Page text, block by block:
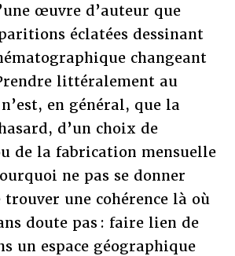
œuvre d’auteur que
éclatées dessinant
changeant
littéralement au
en général, que la
d’un choix de
de la fabrication mensuelle
ne pas se donner
trouver une cohérence là où
doute pas : faire lien de
un espace géographique